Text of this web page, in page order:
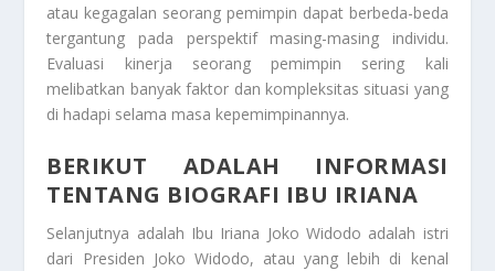
atau kegagalan seorang pemimpin dapat berbeda-beda
tergantung pada perspektif masing-masing individu.
Evaluasi kinerja seorang pemimpin sering kali
melibatkan banyak faktor dan kompleksitas situasi yang
di hadapi selama masa kepemimpinannya.
BERIKUT ADALAH INFORMASI
TENTANG BIOGRAFI IBU IRIANA
Selanjutnya adalah Ibu Iriana Joko Widodo adalah istri
dari Presiden Joko Widodo, atau yang lebih di kenal